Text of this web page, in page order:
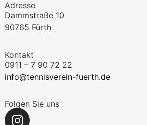
Adresse
Dammstraße 10
90765 Fürth
Kontakt
0911 – 7 90 72 22
info@tennisverein-fuerth.de
Folgen Sie uns